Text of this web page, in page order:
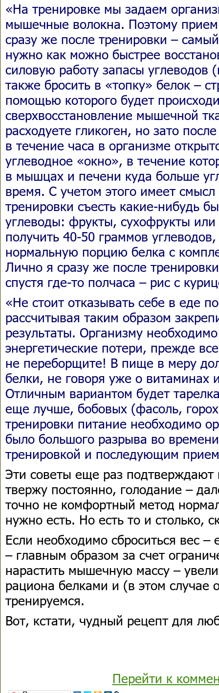
«На тренировке мы задаем
мышечные волокна. Поэтому
сразу же после тренировки –
нужно как можно быстрее
силовую работу запасы углеводов
также бросить в «топку» белок –
помощью которого будет
сверхвосстановление мышечной
расходуете гликоген, но зато
в течение часа в организме
углеводное «окно», в течение
в мышцах и печени куда больше
время. С учетом этого имеет
тренировки съесть какие-нибудь
углеводы: фрукты, сухофрукты
получить 40-50 граммов
нормальную порцию белка с
Лично я сразу же после
спустя где-то полчаса – рис с
«Не стоит отказывать себе в еде
рассчитывая таким образом
результаты. Организму
энергетические потери, прежде
не переборщите! В пище в меру
белки, не говоря уже о витаминах
Отличным вариантом будет
еще лучше, бобовых (фасоль,
тренировки питание необходимо
было большого разрыва во
тренировкой и последующим
Эти советы еще раз подтверждают
твержу постоянно, голодание –
точно не комфортный метод
нужно есть. Но есть то и столько,
Если необходимо сброситься вес
– главным образом за счет
нарастить мышечную массу –
рациона белками и (в этом случае
тренируемся.
Вот, кстати, чудный рецепт для
Перейти к